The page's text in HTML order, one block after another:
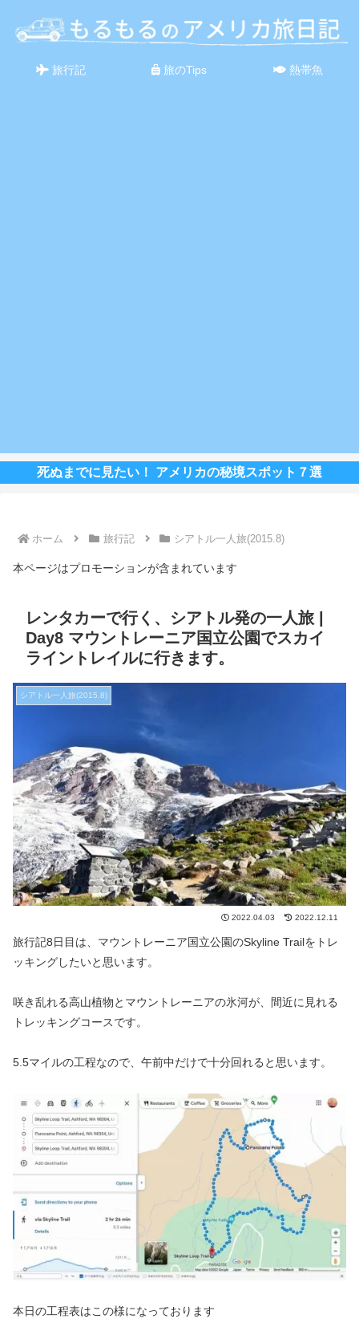
旅行記 旅のTips 熱帯魚
死ぬまでに見たい！ アメリカの秘境スポット７選
ホーム 旅行記 シアトル一人旅(2015.8)
本ページはプロモーションが含まれています
レンタカーで行く、シアトル発の一人旅 |
Day8 マウントレーニア国立公園でスカイ
ライントレイルに行きます。
シアトル一人旅(2015.8)
2022.04.03 2022.12.11
旅行記8日目は、マウントレーニア国立公園のSkyline Trailをトレ
ッキングしたいと思います。
咲き乱れる高山植物とマウントレーニアの氷河が、間近に見れる
トレッキングコースです。
5.5マイルの工程なので、午前中だけで十分回れると思います。
本日の工程表はこの様になっております